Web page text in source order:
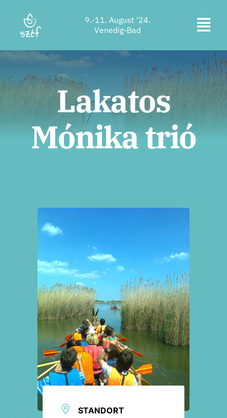
Inhalt
springen
Ticketkauf
Programm
Unterkunft
Über uns
Unterstützer
9.-11. August '24.
Venedig-Bad
Lakatos
Mónika trió
STANDORT